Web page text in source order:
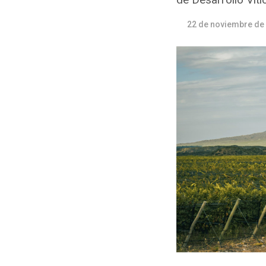
22 de noviembre de